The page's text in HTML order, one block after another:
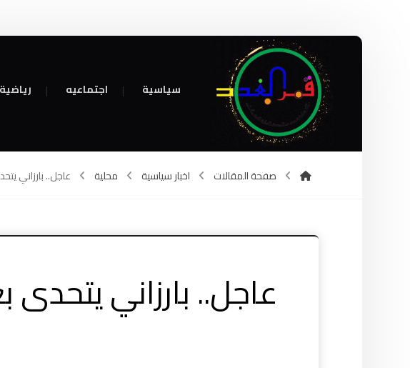
سياسية اجتماعيه رياضية
صفحة المقالات اخبار سياسية محلية عاجل.. بارزاني
عاجل.. بارزاني